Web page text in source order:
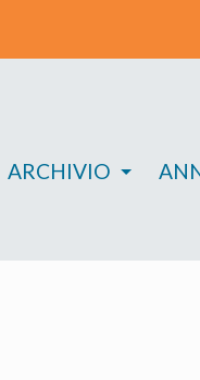
ARCHIVIO